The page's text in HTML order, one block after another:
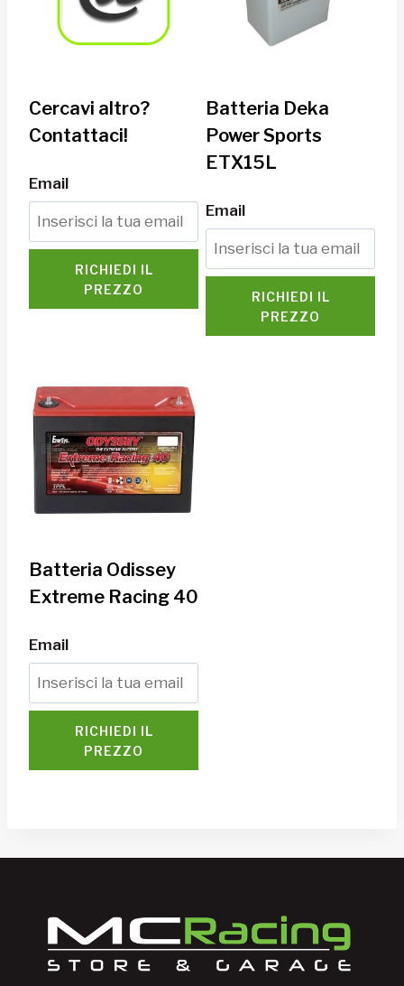
Cercavi altro?
Contattaci!
Email
RICHIEDI IL
PREZZO
Batteria Deka
Power Sports
ETX15L
Email
RICHIEDI IL
PREZZO
Batteria Odissey
Extreme Racing 40
Email
RICHIEDI IL
PREZZO